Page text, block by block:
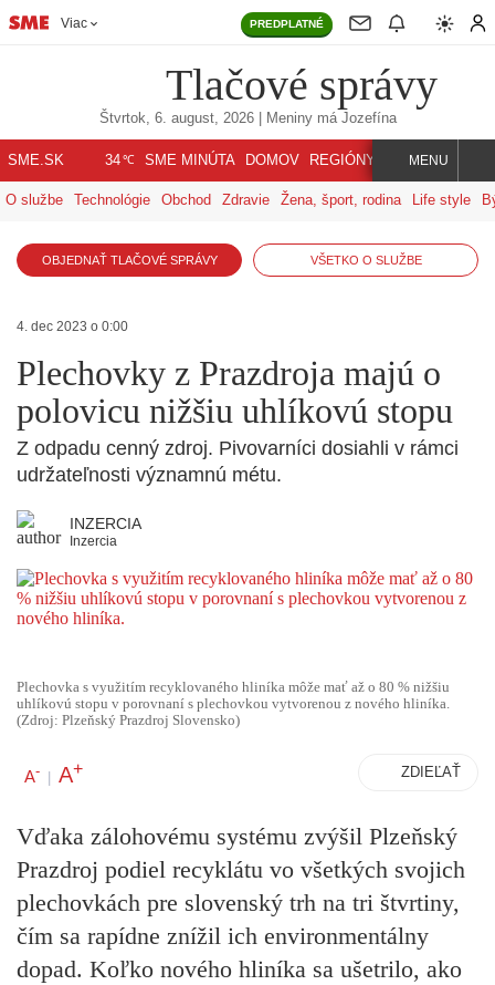
Viac PREDPLATNÉ
Tlačové správy
Štvrtok, 6. august, 2026| Meniny má Jozefína
SME.SK 34℃ SME MINÚTA DOMOV REGIÓNY INDEX SVET
MENU
O službe Technológie Obchod Zdravie Žena, šport, rodina Life style
OBJEDNAŤ TLAČOVÉ SPRÁVY VŠETKO O SLUŽBE
4. dec 2023 o 0:00
Plechovky z Prazdroja majú o
polovicu nižšiu uhlíkovú stopu
Z odpadu cenný zdroj. Pivovarníci dosiahli v rámci
udržateľnosti významnú métu.
INZERCIA
Inzercia
Plechovka s využitím recyklovaného hliníka môže mať až o 80 % nižšiu
uhlíkovú stopu v porovnaní s plechovkou vytvorenou z nového hliníka.
(Zdroj: Plzeňský Prazdroj Slovensko)
A- | A+ ZDIEĽAŤ
Vďaka zálohovému systému zvýšil Plzeňský
Prazdroj podiel recyklátu vo všetkých svojich
plechovkách pre slovenský trh na tri štvrtiny,
čím sa rapídne znížil ich environmentálny
dopad. Koľko nového hliníka sa ušetrilo, ako